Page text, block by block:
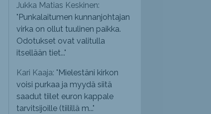
Jukka Matias Keskinen:
" Punkalaitumen kunnanjohtajan
virka on ollut tuulinen paikka.
Odotukset ovat valitulla
itsellään tiet..."
Kari Kaaja: " Mielestäni kirkon
voisi purkaa ja myydä siitä
saadut tiilet euron kappale
tarvitsijoille (tiilillä m..."